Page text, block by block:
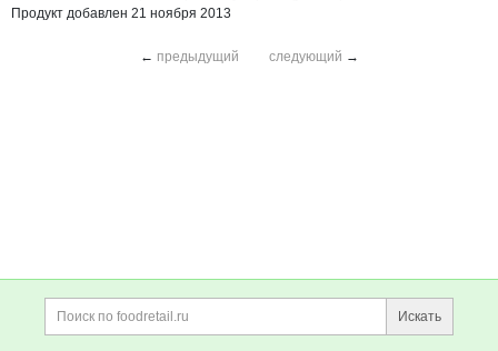
Продукт добавлен 21 ноября 2013
← предыдущий следующий →
Дополнительная информация
Поиск по сайту и
Искать